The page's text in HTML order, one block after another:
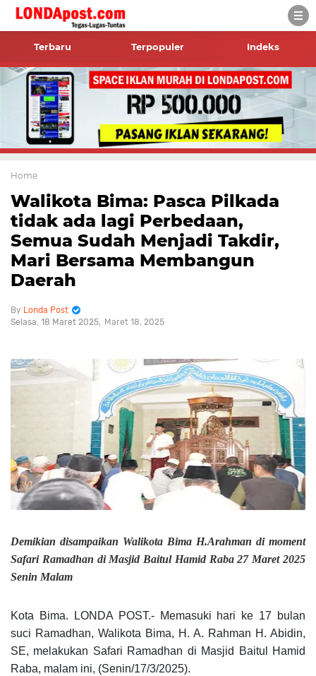
Terbaru Terpopuler Indeks
Home
Walikota Bima: Pasca Pilkada
tidak ada lagi Perbedaan,
Semua Sudah Menjadi Takdir,
Mari Bersama Membangun
Daerah
Londa Post
Selasa, 18 Maret 2025
Maret 18, 2025
Demikian disampaikan Walikota Bima H.Arahman di moment
Safari Ramadhan di Masjid Baitul Hamid Raba 27 Maret 2025
Senin Malam
Kota Bima. LONDA POST.- Memasuki hari ke 17 bulan
suci Ramadhan, Walikota Bima, H. A. Rahman H. Abidin,
SE, melakukan Safari Ramadhan di Masjid Baitul Hamid
Raba, malam ini, (Senin/17/3/2025).